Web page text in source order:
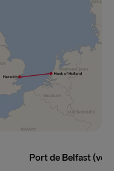
Port de Belfast